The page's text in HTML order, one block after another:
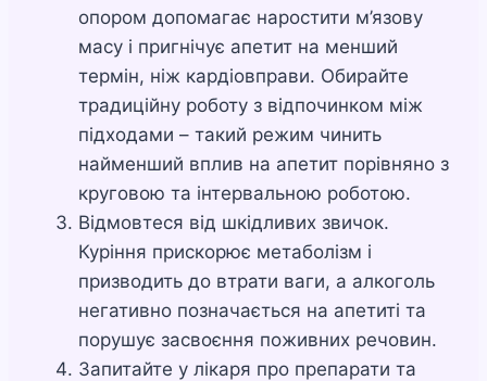
опором допомагає наростити м’язову
масу і пригнічує апетит на менший
термін, ніж кардіовправи. Обирайте
традиційну роботу з відпочинком між
підходами – такий режим чинить
найменший вплив на апетит порівняно з
круговою та інтервальною роботою.
Відмовтеся від шкідливих звичок.
Куріння прискорює метаболізм і
призводить до втрати ваги, а алкоголь
негативно позначається на апетиті та
порушує засвоєння поживних речовин.
Запитайте у лікаря про препарати та